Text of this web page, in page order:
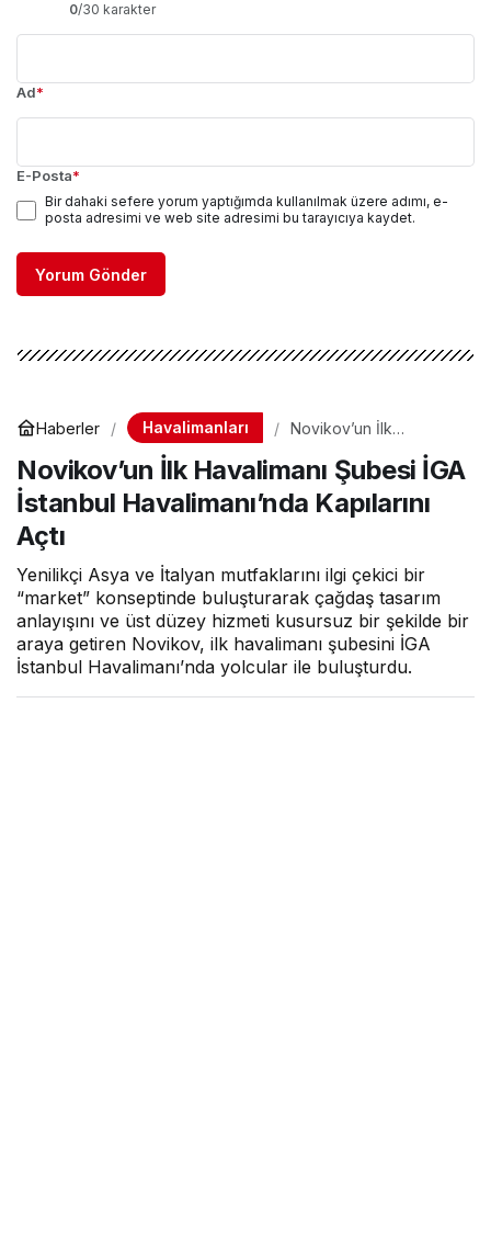
0/30 karakter
Ad*
E-Posta*
Bir dahaki sefere yorum yaptığımda kullanılmak üzere adımı, e-
posta adresimi ve web site adresimi bu tarayıcıya kaydet.
Yorum Gönder
Haberler Havalimanları
Novikov’un İlk
İstanbul Havalimanı’nda
Kapılarını Açtı
Novikov’un İlk Havalimanı Şubesi İGA
İstanbul Havalimanı’nda Kapılarını
Açtı
Yenilikçi Asya ve İtalyan mutfaklarını ilgi çekici bir
“market” konseptinde buluşturarak çağdaş tasarım
anlayışını ve üst düzey hizmeti kusursuz bir şekilde bir
araya getiren Novikov, ilk havalimanı şubesini İGA
İstanbul Havalimanı’nda yolcular ile buluşturdu.